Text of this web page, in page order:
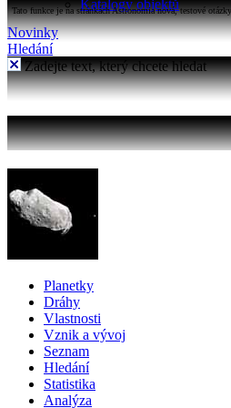
Katalogy objektů
Tato funkce je na stránkách Astronomia nová, testové
Novinky
Hledání
Zadejte text, který chcete hledat
Planetky
Dráhy
Vlastnosti
Vznik a vývoj
Seznam
Hledání
Statistika
Analýza